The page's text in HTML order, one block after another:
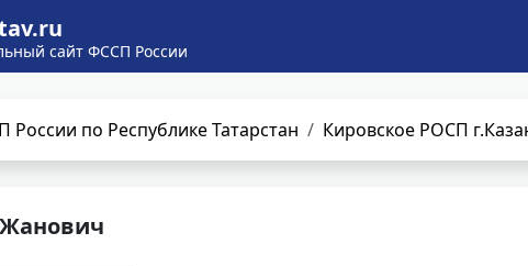
сайт ФССП России
России по Республике Татарстан Кировское РОСП